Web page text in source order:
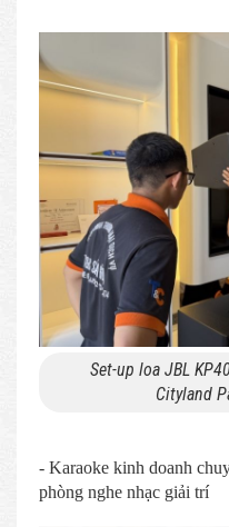
Set-up loa JBL
Cityland
- Karaoke kinh doanh
phòng nghe nhạc giải trí